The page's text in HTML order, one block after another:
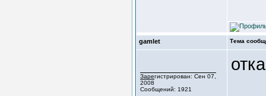
gamlet Тема
Зарегистрирован: Сен 07,
2008
Сообщений: 1921